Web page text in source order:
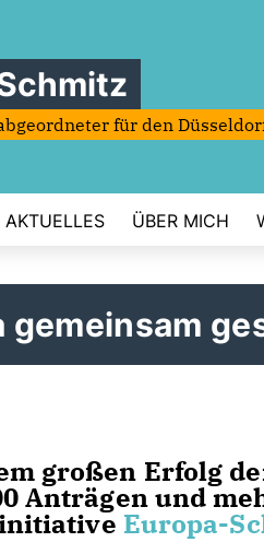
für den
AKTUELLES ÜBER MICH
gemeinsam
großen Erfolg
Anträgen und
Europa-